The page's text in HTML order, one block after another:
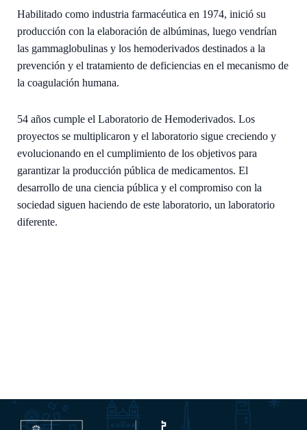
Habilitado como industria farmacéutica en 1974, inició su
producción con la elaboración de albúminas, luego vendrían
las gammaglobulinas y los hemoderivados destinados a la
prevención y el tratamiento de deficiencias en el mecanismo de
la coagulación humana.
54 años cumple el Laboratorio de Hemoderivados. Los
proyectos se multiplicaron y el laboratorio sigue creciendo y
evolucionando en el cumplimiento de los objetivos para
garantizar la producción pública de medicamentos. El
desarrollo de una ciencia pública y el compromiso con la
sociedad siguen haciendo de este laboratorio, un laboratorio
diferente.